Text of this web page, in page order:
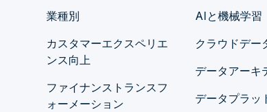
業種別
カスタマーエクスペリエ
ンス向上
ファイナンストランスフ
ォーメーション
AIと機械学習
クラウドデー
データアーキ
データプラッ